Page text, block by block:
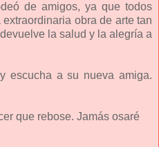
de amigos, ya que todos
obra de arte tan
la salud y la alegría a
escucha a su nueva amiga.
que rebose. Jamás osaré